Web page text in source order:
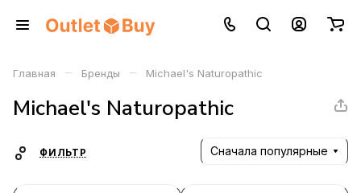
Главная – Бренды – Michael's Naturopathic
Michael's Naturopathic
ФИЛЬТР Сначала популярные